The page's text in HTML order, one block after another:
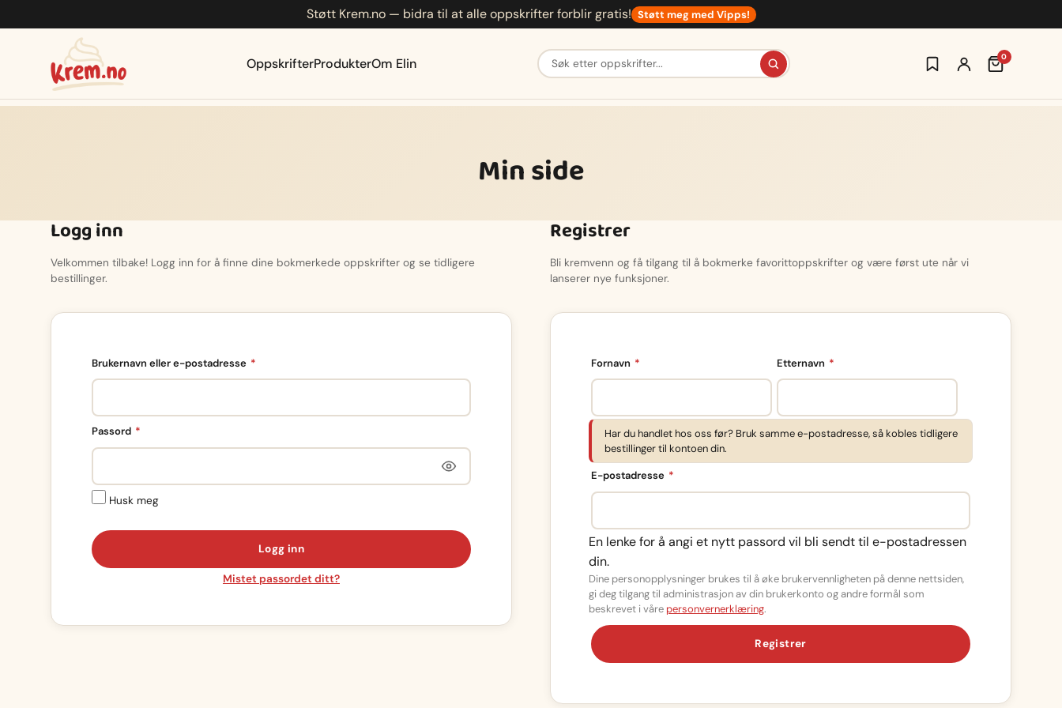
Støtt Krem.no — bidra til at alle oppskrifter forblir gratis! Støtt meg med Vipps!
OppskrifterProdukterOm Elin Søk etter oppskrifter 0
Min side
Logg inn
Velkommen tilbake! Logg inn for å finne dine bokmerkede oppskrifter og se tidligere
bestillinger.
Brukernavn eller e-postadresse *
Passord *
Husk meg
Logg inn
Mistet passordet ditt?
Registrer
Bli kremvenn og få tilgang til å bokmerke favorittoppskrifter og være først ute når vi
lanserer nye funksjoner.
Fornavn * Etternavn *
Har du handlet hos oss før? Bruk samme e-postadresse, så kobles tidligere
bestillinger til kontoen din.
E-postadresse *
En lenke for å angi et nytt passord vil bli sendt til e-postadressen
din.
Dine personopplysninger brukes til å øke brukervennligheten på denne nettsiden,
gi deg tilgang til administrasjon av din brukerkonto og andre formål som
beskrevet i våre personvernerklæring.
Registrer